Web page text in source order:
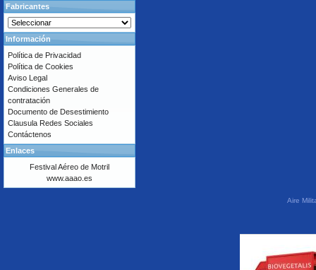
Fabricantes
Información
Política de Privacidad
Política de Cookies
Aviso Legal
Condiciones Generales de
contratación
Documento de Desestimiento
Clausula Redes Sociales
Contáctenos
Enlaces
Festival Aéreo de Motril
www.aaao.es
Aire